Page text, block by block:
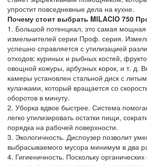
упростит повседневные дела на кухне.
Почему стоит выбрать MILACIO 750
1. Большой потенциал, это самая
измельчителей серии Проф. серия.
успешно справляется с утилизацией
отходов: куриных и рыбных костей,
овощной кожуры, арбузных корок, и т. д.
камеры установлен стальной диск с
кулачками, который вращается со
оборотов в минуту.
2. Уборка вдвое быстрее. Система
легко утилизировать остатки пищи,
порядка на рабочей поверхности.
3. Экологичность. Диспоузер позволит
выбрасываемого мусора минимум в два
4. Гигиеничность. Поскольку